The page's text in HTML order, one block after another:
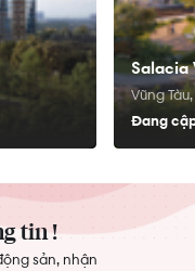
Salacia
Vũng
Đang
tin !
sản, nhận